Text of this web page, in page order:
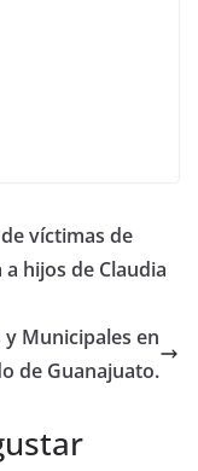
víctimas de
a hijos de Claudia
y Municipales en
de Guanajuato.